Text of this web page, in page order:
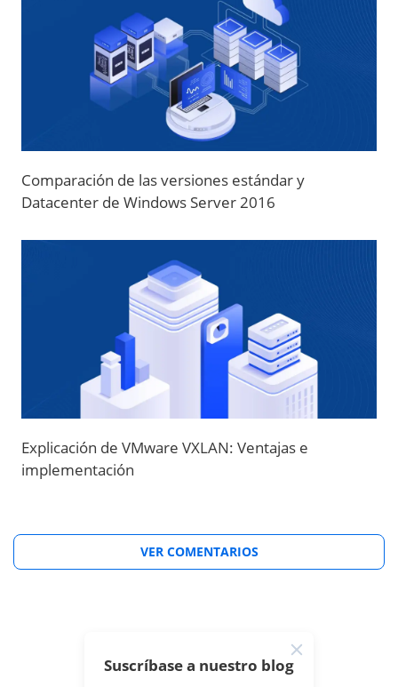
Comparación de las versiones estándar y
Datacenter de Windows Server 2016
Explicación de VMware VXLAN: Ventajas e
implementación
VER COMENTARIOS
Suscríbase a nuestro blog